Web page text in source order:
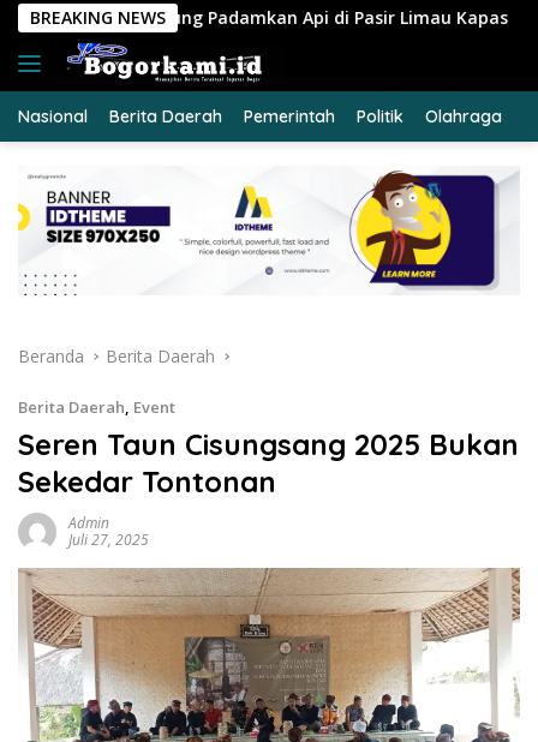
Langsung
konten
BREAKING NEWS
Api di Pasir Limau Kapas Ungkap Peredaran
Nasional Berita Daerah Pemerintah Politik Olahraga
Beranda Berita Daerah
Berita Daerah, Event
Seren Taun Cisungsang 2025 Bukan
Sekedar Tontonan
Admin
Juli 27, 2025